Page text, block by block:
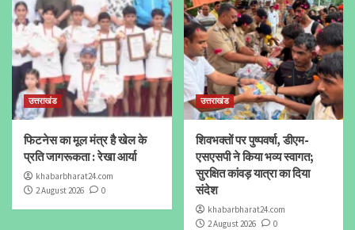
उत्तराखंड
फिटनेस का मूल मंत्र है खेल के
प्रति जागरूकता : रेखा आर्या
khabarbharat24.com
2 August 2026
0
उत्तराखंड
शिवभक्तों पर पुष्पवर्षा, डीएम-
एसएसपी ने किया भव्य स्वागत;
सुरक्षित कांवड़ यात्रा का दिया
संदेश
khabarbharat24.com
2 August 2026
0